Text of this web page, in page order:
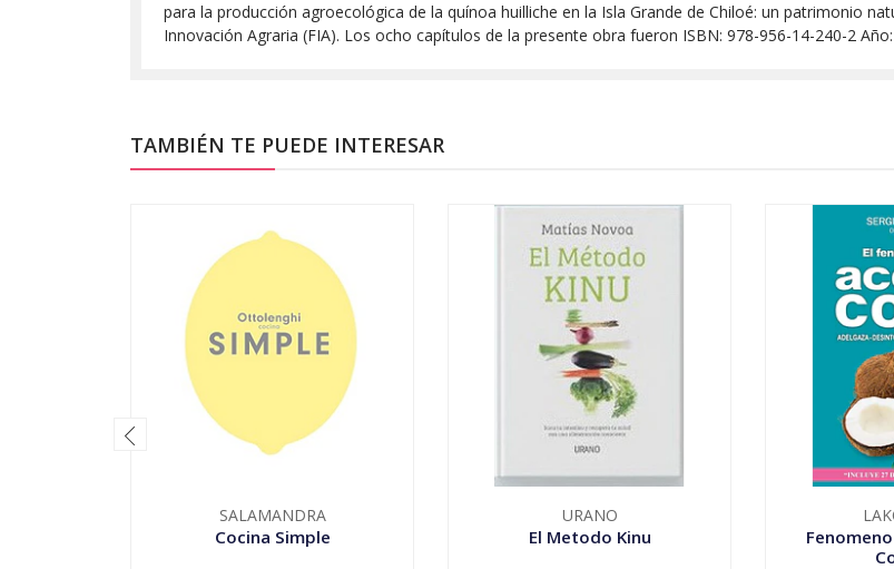
para la producción agroecológica de la quínoa huilliche en la Isla Grande de Chiloé: un patrimonio
Innovación Agraria (FIA). Los ocho capítulos de la presente obra fueron ISBN: 978-956-14-240-2
TAMBIÉN TE PUEDE INTERESAR
SALAMANDRA
Cocina Simple
URANO
El Metodo Kinu